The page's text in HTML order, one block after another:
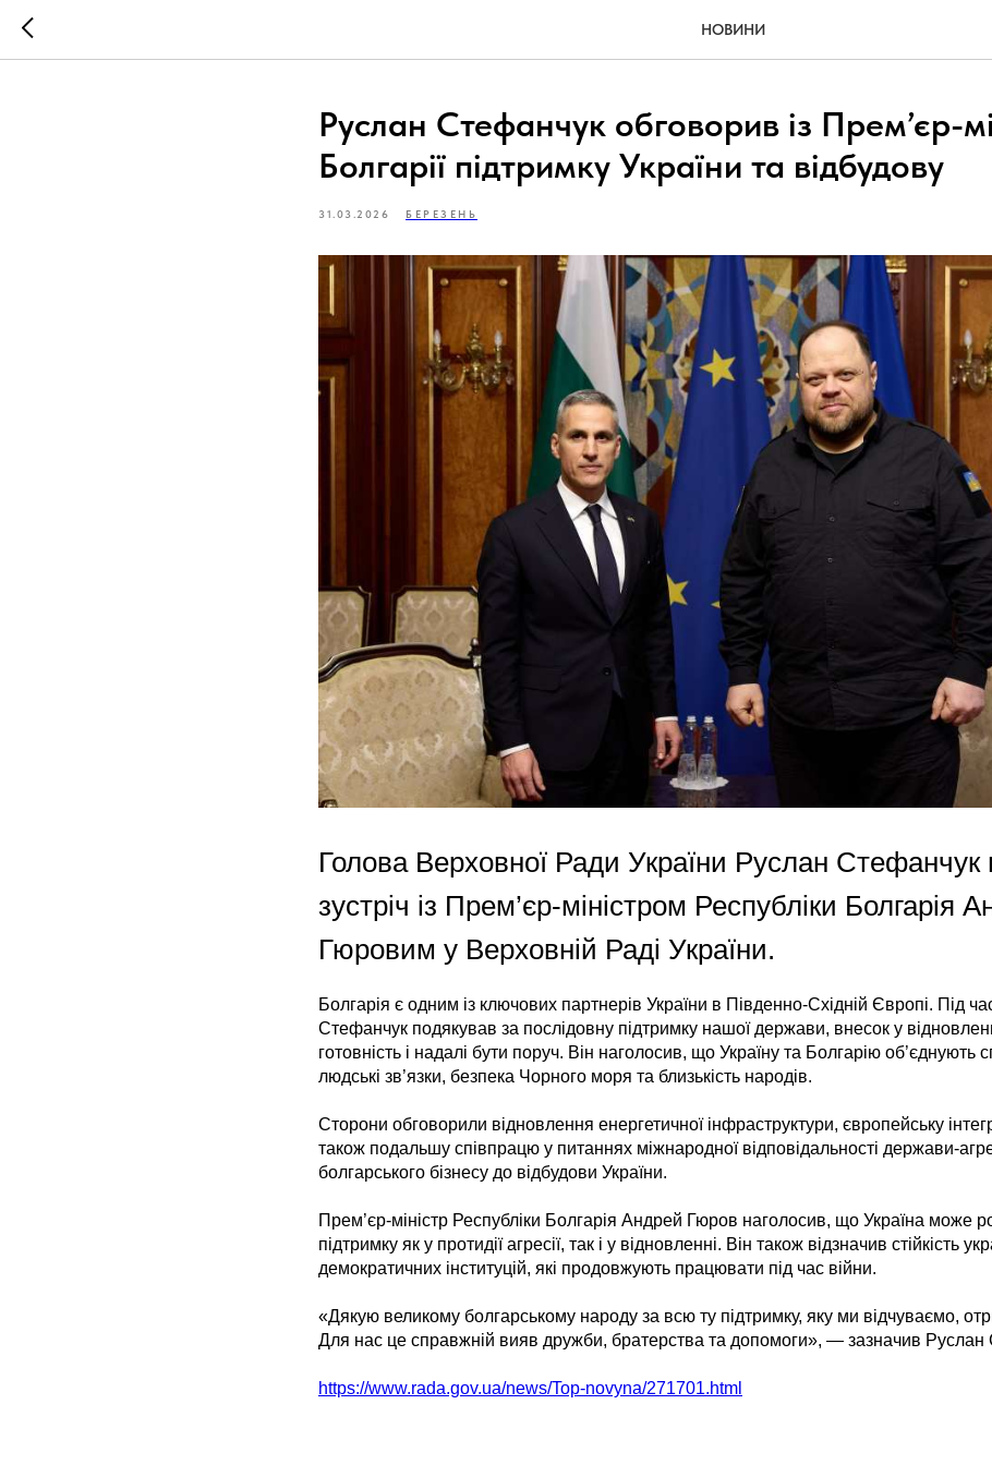
НОВИНИ
Руслан Стефанчук обговорив із Прем’єр-
Болгарії підтримку України та відбудову
31.03.2026 БЕРЕЗЕНЬ
Голова Верховної Ради України Руслан Стефанчук
зустріч із Прем’єр-міністром Республіки Болгарія
Гюровим у Верховній Раді України.
Болгарія є одним із ключових партнерів України в Південно-Східній Європі. Під
Стефанчук подякував за послідовну підтримку нашої держави, внесок у
готовність і надалі бути поруч. Він наголосив, що Україну та Болгарію об’єднують
людські зв’язки, безпека Чорного моря та близькість народів.
Сторони обговорили відновлення енергетичної інфраструктури, європейську
також подальшу співпрацю у питаннях міжнародної відповідальності держави-
болгарського бізнесу до відбудови України.
Прем’єр-міністр Республіки Болгарія Андрей Гюров наголосив, що Україна може
підтримку як у протидії агресії, так і у відновленні. Він також відзначив стійкість
демократичних інституцій, які продовжують працювати під час війни.
«Дякую великому болгарському народу за всю ту підтримку, яку ми відчуваємо,
Для нас це справжній вияв дружби, братерства та допомоги», — зазначив Руслан
https://www.rada.gov.ua/news/Top-novyna/271701.html